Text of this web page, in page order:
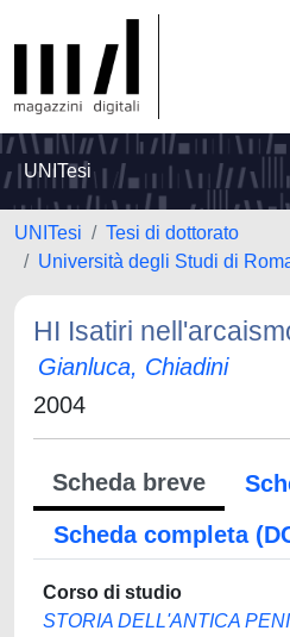
UNITesi
UNITesi
Tesi di dottorato
Università degli Studi di
HI Isatiri
Gianluca, Chiadini
2004
Scheda breve
Scheda completa
Corso di studio
STORIA DELL'ANTICA